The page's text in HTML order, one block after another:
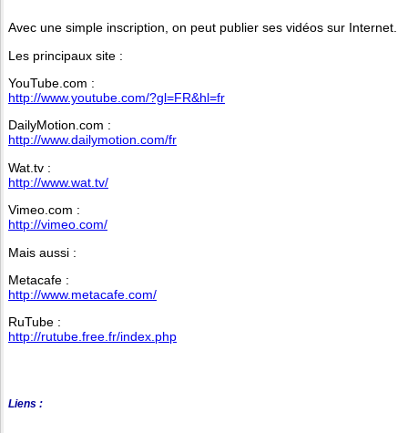
Avec une simple inscription, on peut publier ses vidéos sur Internet.
Les principaux site :
YouTube.com :
http://www.youtube.com/?gl=FR&hl=fr
DailyMotion.com :
http://www.dailymotion.com/fr
Wat.tv :
http://www.wat.tv/
Vimeo.com :
http://vimeo.com/
Mais aussi :
Metacafe :
http://www.metacafe.com/
RuTube :
http://rutube.free.fr/index.php
Liens :